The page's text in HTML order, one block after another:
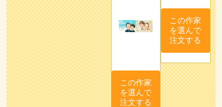
この作家
を選んで
注文する
この作家
を選んで
注文する